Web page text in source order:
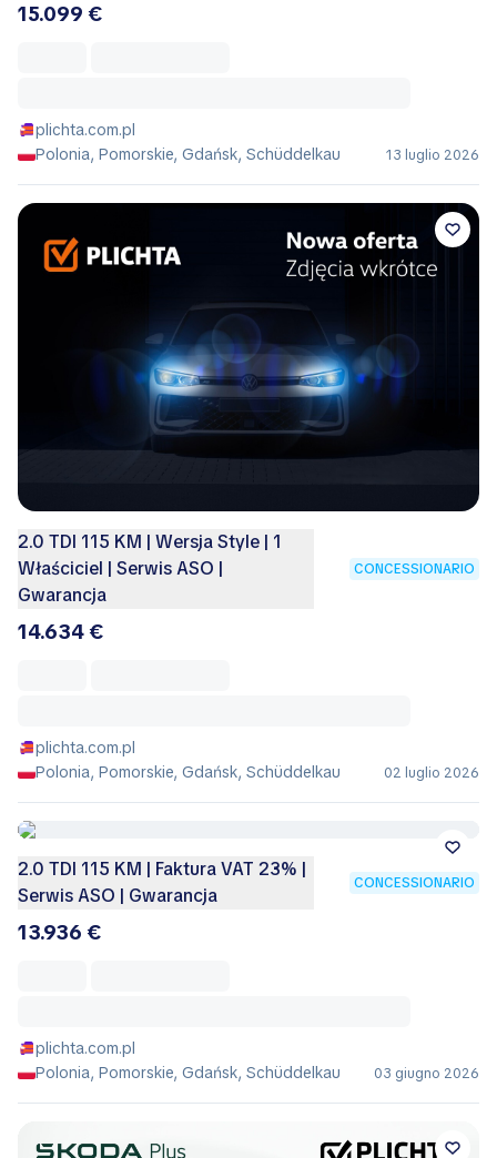
15.099 €
plichta.com.pl
Polonia, Pomorskie, Gdańsk, Schüddelkau
13 luglio 2026
2.0 TDI 115 KM | Wersja Style | 1
Właściciel | Serwis ASO |
Gwarancja
CONCESSIONARIO
14.634 €
plichta.com.pl
Polonia, Pomorskie, Gdańsk, Schüddelkau
02 luglio 2026
2.0 TDI 115 KM | Faktura VAT 23% |
Serwis ASO | Gwarancja
CONCESSIONARIO
13.936 €
plichta.com.pl
Polonia, Pomorskie, Gdańsk, Schüddelkau
03 giugno 2026